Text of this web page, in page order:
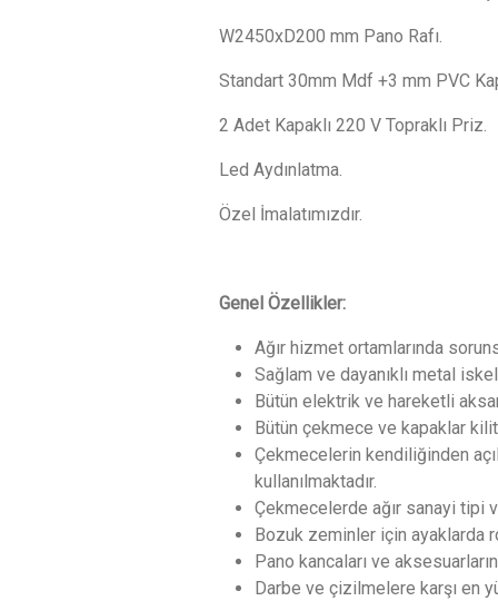
W2450xD200 mm Pano Rafı.
Standart 30mm Mdf +3 mm PVC
2 Adet Kapaklı 220 V Topraklı Priz.
Led Aydınlatma.
Özel İmalatımızdır.
Genel Özellikler:
Ağır hizmet ortamlarında
Sağlam ve dayanıklı metal
Bütün elektrik ve hareketli
Bütün çekmece ve kapaklar
Çekmecelerin kendiliğinden
kullanılmaktadır.
Çekmecelerde ağır sanayi tipi
Bozuk zeminler için ayaklarda
Pano kancaları ve
Darbe ve çizilmelere karşı en